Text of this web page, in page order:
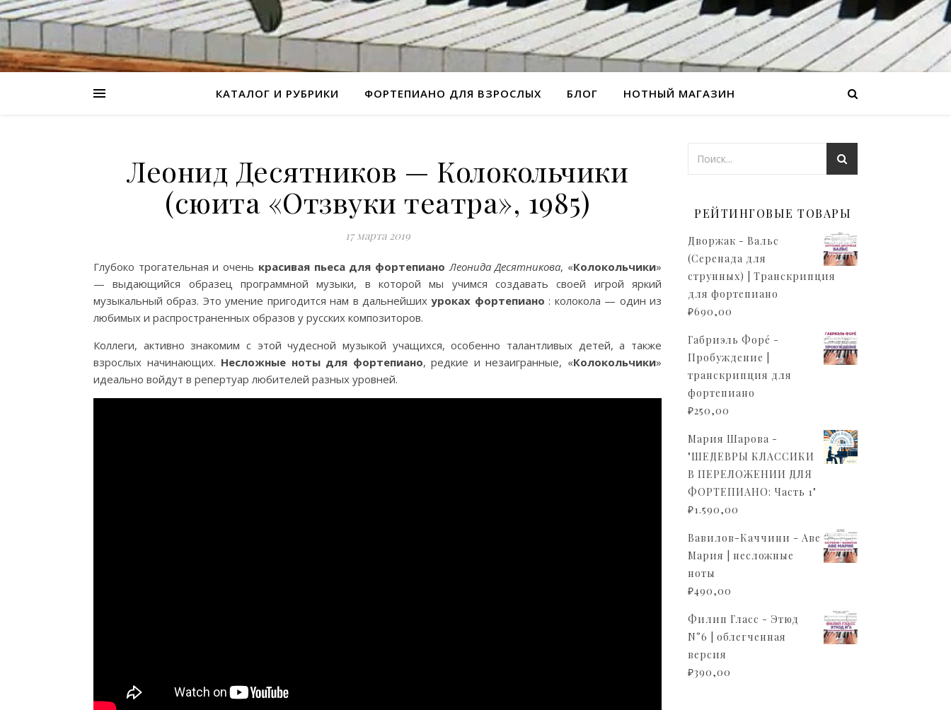
КАТАЛОГ И РУБРИКИ ФОРТЕПИАНО ДЛЯ ВЗРОСЛЫХ БЛОГ НОТНЫЙ МАГАЗИН
Леонид Десятников — Колокольчики
(сюита «Отзвуки театра», 1985)
17 марта 2019
Глубоко трогательная и очень красивая пьеса для фортепиано Леонида Десятникова, «Колокольчики»
— выдающийся образец программной музыки, в которой мы учимся создавать своей игрой яркий
музыкальный образ. Это умение пригодится нам в дальнейшихуроках фортепиано : колокола — один из
любимых и распространенных образов у русских композиторов.
Коллеги, активно знакомим с этой чудесной музыкой учащихся, особенно талантливых детей, а также
взрослых начинающих. Несложные ноты для фортепиано, редкие и незаигранные, «Колокольчики»
идеально войдут в репертуар любителей разных уровней.
РЕЙТИНГОВЫЕ ТОВАРЫ
Дворжак - Вальс
(Серенада для
струнных) | Транскрипция
для фортепиано
₽690,00
Габриэль Форé -
Пробуждение |
транскрипция для
фортепиано
₽250,00
Мария Шарова -
"ШЕДЕВРЫ КЛАССИКИ
В ПЕРЕЛОЖЕНИИ ДЛЯ
ФОРТЕПИАНО: Часть 1"
₽1.590,00
Вавилов-Каччини - Аве
Мария | несложные
ноты
₽490,00
Филип Гласс - Этюд
N°6 | облегченная
версия
₽390,00